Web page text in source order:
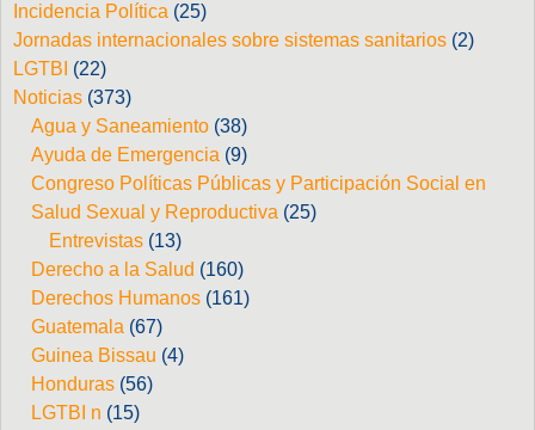
Incidencia Política (25)
Jornadas internacionales sobre sistemas sanitarios (2)
LGTBI (22)
Noticias (373)
Agua y Saneamiento (38)
Ayuda de Emergencia (9)
Congreso Políticas Públicas y Participación Social en
Salud Sexual y Reproductiva (25)
Entrevistas (13)
Derecho a la Salud (160)
Derechos Humanos (161)
Guatemala (67)
Guinea Bissau (4)
Honduras (56)
LGTBI n (15)